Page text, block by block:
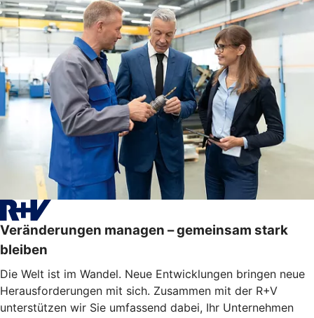
Veränderungen managen – gemeinsam stark
bleiben
Die Welt ist im Wandel. Neue Entwicklungen bringen neue
Herausforderungen mit sich. Zusammen mit der R+V
unterstützen wir Sie umfassend dabei, Ihr Unternehmen